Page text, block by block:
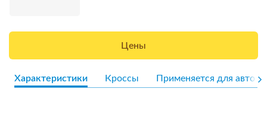
Цены
Характеристики Кроссы Применяется для авто